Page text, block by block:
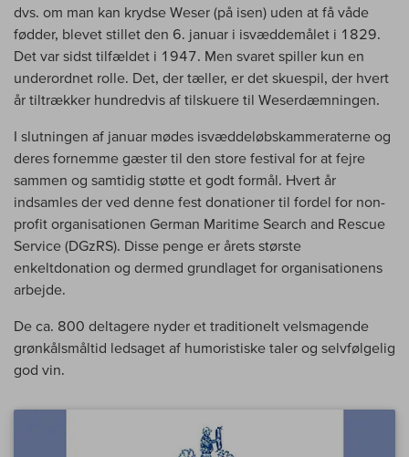
dvs. om man kan krydse Weser (på isen) uden at få våde
fødder, blevet stillet den 6. januar i isvæddemålet i 1829.
Det var sidst tilfældet i 1947. Men svaret spiller kun en
underordnet rolle. Det, der tæller, er det skuespil, der hvert
år tiltrækker hundredvis af tilskuere til Weserdæmningen.
I slutningen af januar mødes isvæddeløbskammeraterne og
deres fornemme gæster til den store festival for at fejre
sammen og samtidig støtte et godt formål. Hvert år
indsamles der ved denne fest donationer til fordel for non-
profit organisationen German Maritime Search and Rescue
Service (DGzRS). Disse penge er årets største
enkeltdonation og dermed grundlaget for organisationens
arbejde.
De ca. 800 deltagere nyder et traditionelt velsmagende
grønkålsmåltid ledsaget af humoristiske taler og selvfølgelig
god vin.